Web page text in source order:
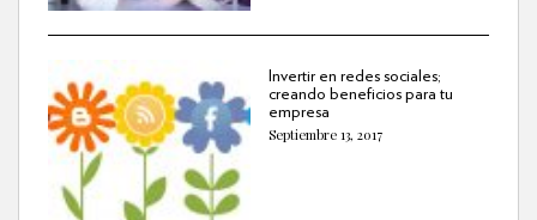
Invertir en redes sociales;
creando beneficios para tu
empresa
Septiembre 13, 2017